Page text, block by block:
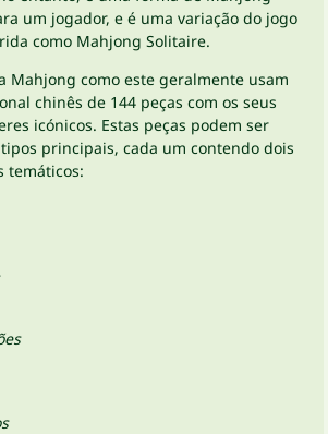
um jogador, e é uma variação do jogo
como Mahjong Solitaire.
Mahjong como este geralmente usam
chinês de 144 peças com os seus
icónicos. Estas peças podem ser
principais, cada um contendo dois
temáticos: